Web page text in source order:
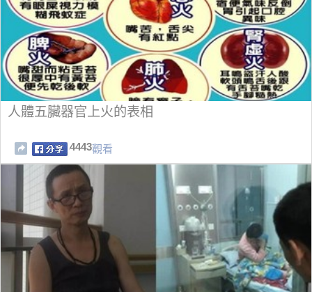
人體五臟器官上火的表相
4443觀看